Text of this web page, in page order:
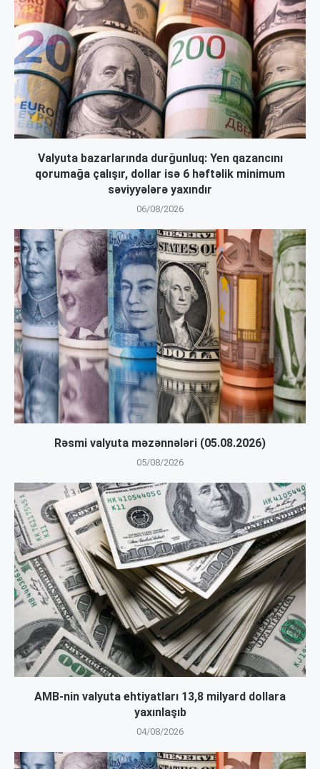
Valyuta bazarlarında durğunluq: Yen qazancını
qorumağa çalışır, dollar isə 6 həftəlik minimum
səviyyələrə yaxındır
06/08/2026
Rəsmi valyuta məzənnələri (05.08.2026)
05/08/2026
AMB-nin valyuta ehtiyatları 13,8 milyard dollara
yaxınlaşıb
04/08/2026